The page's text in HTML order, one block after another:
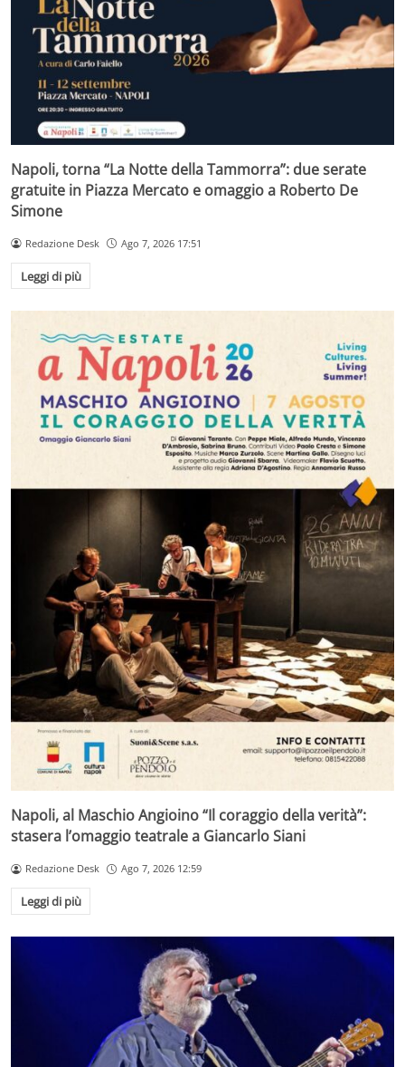
Napoli, torna “La Notte della Tammorra”: due serate
gratuite in Piazza Mercato e omaggio a Roberto De
Simone
Redazione Desk Ago 7, 2026 17:51
Leggi di più
Napoli, al Maschio Angioino “Il coraggio della verità”:
stasera l’omaggio teatrale a Giancarlo Siani
Redazione Desk Ago 7, 2026 12:59
Leggi di più